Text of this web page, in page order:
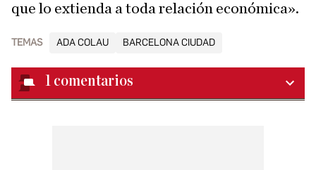
que lo extienda a toda relación económica».
TEMAS ADA COLAU BARCELONA CIUDAD
1 comentarios